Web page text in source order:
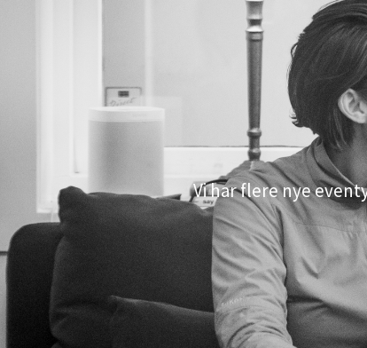
Vi har flere nye